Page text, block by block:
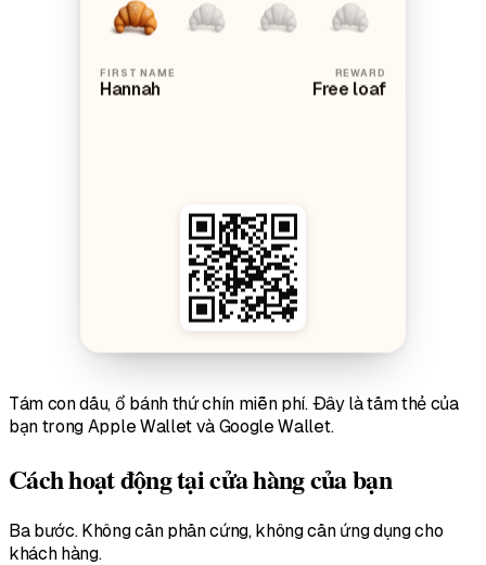
FIRST NAME
Hannah
REWARD
Free loaf
Tám con dấu, ổ bánh thứ chín miễn phí. Đây là tấm thẻ của
bạn trong Apple Wallet và Google Wallet.
Cách hoạt động tại cửa hàng của bạn
Ba bước. Không cần phần cứng, không cần ứng dụng cho
khách hàng.